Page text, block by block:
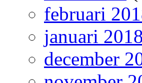
februari
januari 2018
december